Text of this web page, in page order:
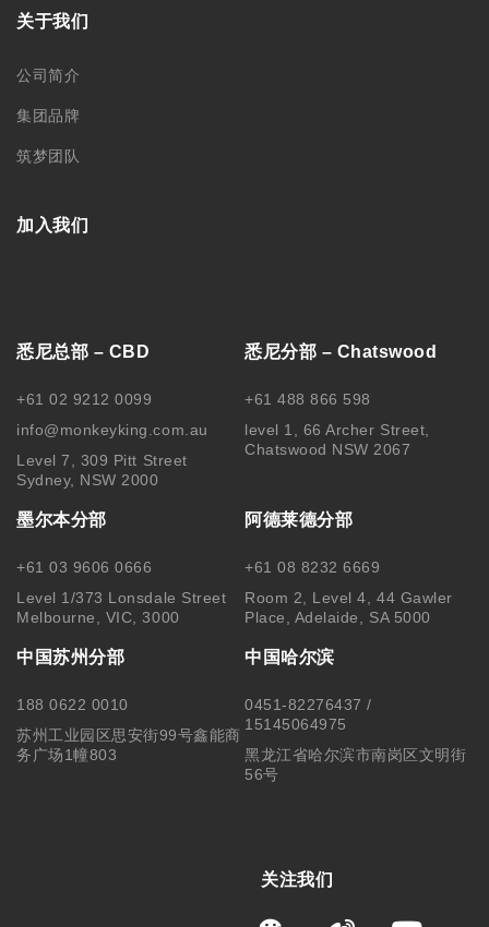
关于我们
公司简介
集团品牌
筑梦团队
加入我们
悉尼总部 – CBD
+61 02 9212 0099
info@monkeyking.com.au
Level 7, 309 Pitt Street
Sydney, NSW 2000
悉尼分部 – Chatswood
+61 488 866 598
level 1, 66 Archer Street,
Chatswood NSW 2067
墨尔本分部
+61 03 9606 0666
Level 1/373 Lonsdale Street
Melbourne, VIC, 3000
阿德莱德分部
+61 08 8232 6669
Room 2, Level 4, 44 Gawler
Place, Adelaide, SA 5000
中国苏州分部
188 0622 0010
苏州工业园区思安街99号鑫能商
务广场1幢803
中国哈尔滨
0451-82276437 /
15145064975
黑龙江省哈尔滨市南岗区文明街
56号
关注我们